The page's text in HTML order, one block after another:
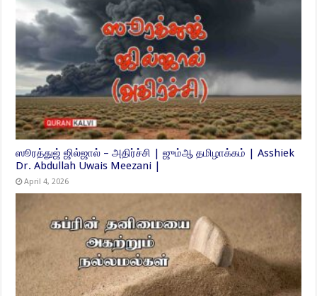
ஸூரத்துஜ் ஜில்ஜால் – அதிர்ச்சி | ஜும்ஆ தமிழாக்கம் | Asshiek
Dr. Abdullah Uwais Meezani |
April 4, 2026